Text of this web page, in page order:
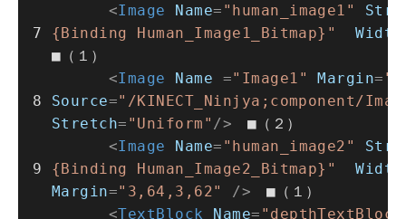
<Image Name= "human_image1"
{Binding Human_Image1_Bitmap}"
Width
■（１）
<Image Name ="Image1" Margin=
Source="/KINECT_Ninjya;component/
Stretch= "Uniform" /> ■（２）
<Image Name= "human_image2"
{Binding Human_Image2_Bitmap}"
Width
Margin="3,64,3,62" /> ■（１）
<TextBlock Name=